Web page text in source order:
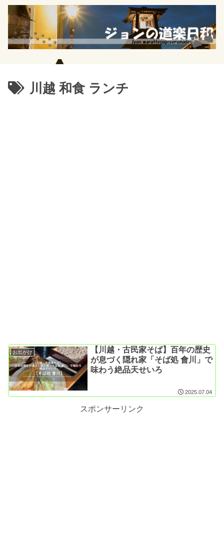
川越 和食 ランチ
お出かけ
【川越・古民家そば】百年の歴史
が息づく隠れ家「そば処 會川」で
味わう絶品天せいろ
2025.07.04
スポンサーリンク